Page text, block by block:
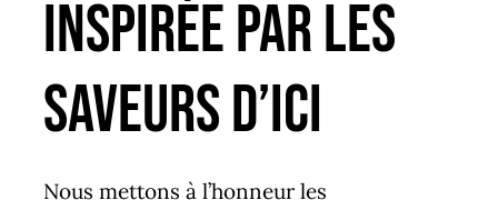
INSPIRÉE PAR LES
SAVEURS D’ICI
Nous mettons à l’honneur les